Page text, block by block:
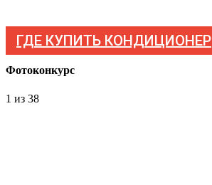
ГДЕ КУПИТЬ КОНДИЦИОНЕР
Фотоконкурс
1 из 38